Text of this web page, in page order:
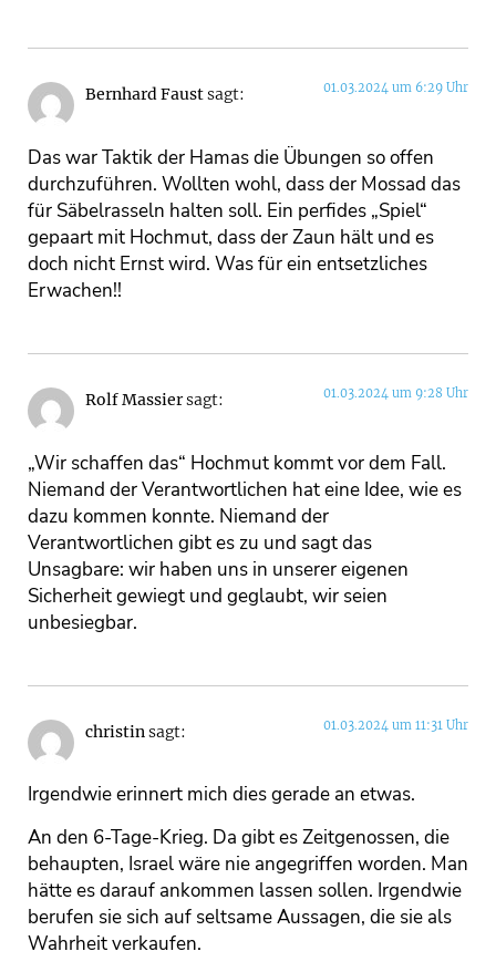
Bernhard Faustsagt: 01.03.2024 um 6:29 Uhr
Das war Taktik der Hamas die Übungen so offen
durchzuführen. Wollten wohl, dass der Mossad das
für Säbelrasseln halten soll. Ein perfides „Spiel“
gepaart mit Hochmut, dass der Zaun hält und es
doch nicht Ernst wird. Was für ein entsetzliches
Erwachen!!
Rolf Massiersagt: 01.03.2024 um 9:28 Uhr
„Wir schaffen das“ Hochmut kommt vor dem Fall.
Niemand der Verantwortlichen hat eine Idee, wie es
dazu kommen konnte. Niemand der
Verantwortlichen gibt es zu und sagt das
Unsagbare: wir haben uns in unserer eigenen
Sicherheit gewiegt und geglaubt, wir seien
unbesiegbar.
christinsagt: 01.03.2024 um 11:31 Uhr
Irgendwie erinnert mich dies gerade an etwas.
An den 6-Tage-Krieg. Da gibt es Zeitgenossen, die
behaupten, Israel wäre nie angegriffen worden. Man
hätte es darauf ankommen lassen sollen. Irgendwie
berufen sie sich auf seltsame Aussagen, die sie als
Wahrheit verkaufen.